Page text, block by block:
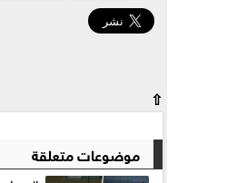
⇧
موضوعات متعلقة